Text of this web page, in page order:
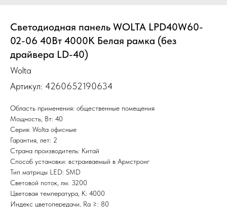
Светодиодная панель WOLTA LPD40W60-
02-06 40Вт 4000К Белая рамка (без
драйвера LD-40)
Wolta
Артикул: 4260652190634
Область применения: общественные помещения
Мощность, Вт: 40
Серия: Wolta офисные
Гарантия, лет: 2
Страна производитель: Китай
Способ установки: встраиваемый в Армстронг
Тип матрицы LED: SMD
Световой поток, лм: 3200
Цветовая температура, К: 4000
Индекс цветопередачи, Ra ≥: 80